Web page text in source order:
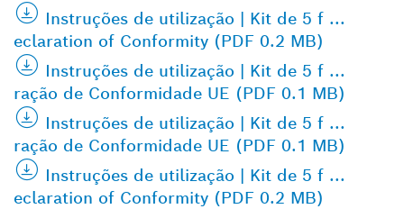
Instruções de utilização | Kit de 5 f ...
eclaration of Conformity (PDF 0.2 MB)
Instruções de utilização | Kit de 5 f ...
ração de Conformidade UE (PDF 0.1 MB)
Instruções de utilização | Kit de 5 f ...
ração de Conformidade UE (PDF 0.1 MB)
Instruções de utilização | Kit de 5 f ...
eclaration of Conformity (PDF 0.2 MB)